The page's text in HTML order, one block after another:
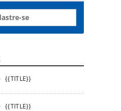
se
{{TITLE}}
{{TITLE}}